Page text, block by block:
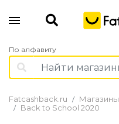
По алфавиту
Fatcashback.ru
Back to School 2020